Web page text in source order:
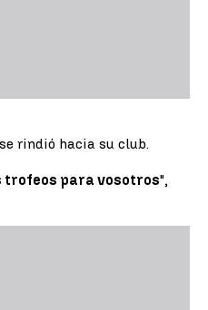
rindió hacia su club.
trofeos para vosotros",